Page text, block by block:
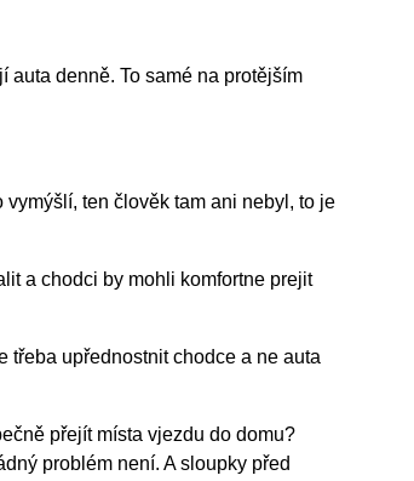
denně. To samé na protějším
ten člověk tam ani nebyl, to je
a chodci by mohli komfortne prejit
upřednostnit chodce a ne auta
přejít místa vjezdu do domu?
problém není. A sloupky před